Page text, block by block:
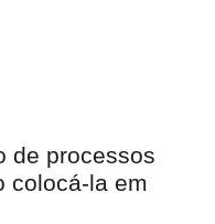
de processos
colocá-la em